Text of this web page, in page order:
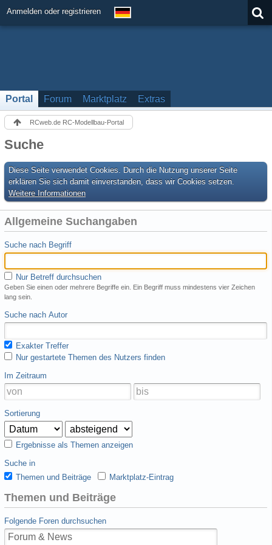
Anmelden oder registrieren
Portal Forum Marktplatz Extras
RCweb.de RC-Modellbau-Portal
Suche
Diese Seite verwendet Cookies. Durch die Nutzung unserer Seite
erklären Sie sich damit einverstanden, dass wir Cookies setzen.
Weitere Informationen
Allgemeine Suchangaben
Suche nach Begriff
Nur Betreff durchsuchen
Geben Sie einen oder mehrere Begriffe ein. Ein Begriff muss mindestens vier Zeichen
lang sein.
Suche nach Autor
Exakter Treffer
Nur gestartete Themen des Nutzers finden
Im Zeitraum
Sortierung
Ergebnisse als Themen anzeigen
Suche in
Themen und Beiträge
Marktplatz-Eintrag
Themen und Beiträge
Folgende Foren durchsuchen